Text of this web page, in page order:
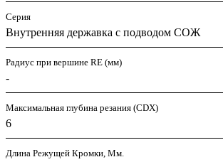
Серия
Внутренняя державка с подводом СОЖ
Радиус при вершине RE (мм)
-
Максимальная глубина резания (CDX)
6
Длина Режущей Кромки, Мм.